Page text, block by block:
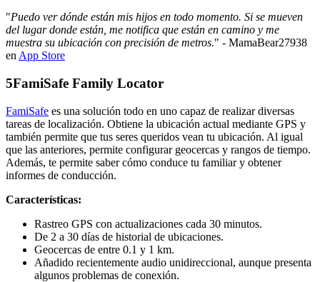
"Puedo ver dónde están mis hijos en todo momento. Si se mueven
del lugar donde están, me notifica que están en camino y me
muestra su ubicación con precisión de metros." - MamaBear27938
en App Store
5FamiSafe Family Locator
FamiSafe es una solución todo en uno capaz de realizar diversas
tareas de localización. Obtiene la ubicación actual mediante GPS y
también permite que tus seres queridos vean tu ubicación. Al igual
que las anteriores, permite configurar geocercas y rangos de tiempo.
Además, te permite saber cómo conduce tu familiar y obtener
informes de conducción.
Características:
Rastreo GPS con actualizaciones cada 30 minutos.
De 2 a 30 días de historial de ubicaciones.
Geocercas de entre 0.1 y 1 km.
Añadido recientemente audio unidireccional, aunque presenta
algunos problemas de conexión.